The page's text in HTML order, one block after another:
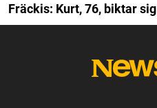
Fräckis: Kurt, 76, biktar sig